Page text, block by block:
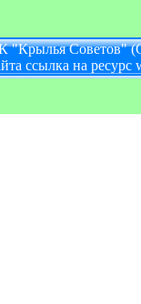
"Крылья
ссылка на ресурс